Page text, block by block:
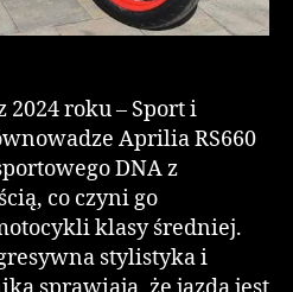
2024 roku – Sport i
Aprilia RS660
DNA z
co czyni go
klasy średniej.
stylistyka i